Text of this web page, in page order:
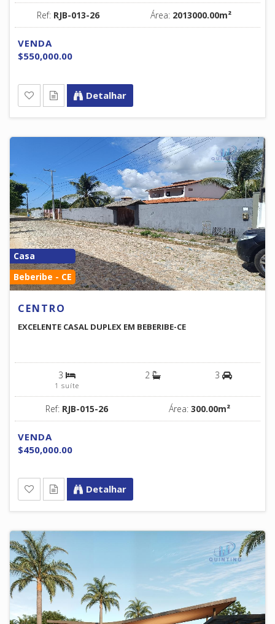
Ref: RJB-013-26 Área: 2013000.00m²
VENDA
$550,000.00
Detalhar
Casa
Beberibe - CE
CENTRO
EXCELENTE CASAL DUPLEX EM BEBERIBE-CE
3
1 suíte
2 3
Ref: RJB-015-26 Área: 300.00m²
VENDA
$450,000.00
Detalhar